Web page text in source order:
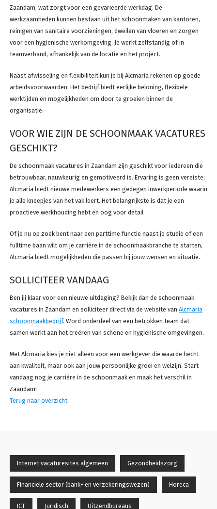
Zaandam, wat zorgt voor een gevarieerde werkdag. De
werkzaamheden kunnen bestaan uit het schoonmaken van kantoren,
reinigen van sanitaire voorzieningen, dweilen van vloeren en zorgen
voor een hygiënische werkomgeving. Je werkt zelfstandig of in
teamverband, afhankelijk van de locatie en het project.
Naast afwisseling en flexibiliteit kun je bij Alcmaria rekenen op goede
arbeidsvoorwaarden. Het bedrijf biedt eerlijke beloning, flexibele
werktijden en mogelijkheden om door te groeien binnen de
organisatie.
VOOR WIE ZIJN DE SCHOONMAAK VACATURES
GESCHIKT?
De schoonmaak vacatures in Zaandam zijn geschikt voor iedereen die
betrouwbaar, nauwkeurig en gemotiveerd is. Ervaring is geen vereiste;
Alcmaria biedt nieuwe medewerkers een gedegen inwerkperiode waarin
je alle kneepjes van het vak leert. Het belangrijkste is dat je een
proactieve werkhouding hebt en oog voor detail.
Of je nu op zoek bent naar een parttime functie naast je studie of een
fulltime baan wilt om je carrière in de schoonmaakbranche te starten,
Alcmaria biedt mogelijkheden die passen bij jouw wensen en situatie.
SOLLICITEER VANDAAG
Ben jij klaar voor een nieuwe uitdaging? Bekijk dan de schoonmaak
vacatures in Zaandam en solliciteer direct via de website van Alcmaria
schoonmaakbedrijf. Word onderdeel van een betrokken team dat
samen werkt aan het creëren van schone en hygiënische omgevingen.
Met Alcmaria kies je niet alleen voor een werkgever die waarde hecht
aan kwaliteit, maar ook aan jouw persoonlijke groei en welzijn. Start
vandaag nog je carrière in de schoonmaak en maak het verschil in
Zaandam!
Terug naar overzicht
Internet vacaturesites algemeen Gezondheidszorg
Financiële sector (bank- en verzekeringswezen) Horeca
ICT Juridisch Uitzendbureaus